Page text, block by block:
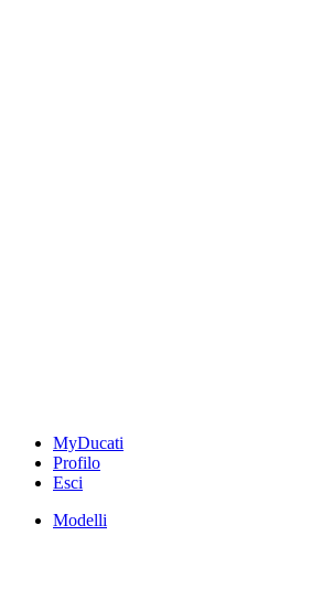
MyDucati
Profilo
Esci
Modelli